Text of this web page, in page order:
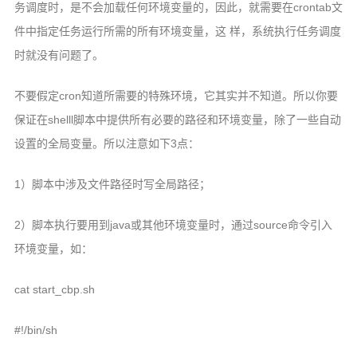
务调度时，是不会加载任何环境变量的，因此，就需要在crontab文
件中指定任务运行所需的所有环境变量，这 样，系统执行任务调度
时就没有问题了。
不要假定cron知道所需要的特殊环境，它其实并不知道。所以你要
保证在shelll脚本中提供所有必要的路径和环境变量，除了一些自动
设置的全局变量。所以注意如下3点：
1）脚本中涉及文件路径时写全局路径；
2）脚本执行要用到java或其他环境变量时，通过source命令引入
环境变量，如：
cat start_cbp.sh
#!/bin/sh